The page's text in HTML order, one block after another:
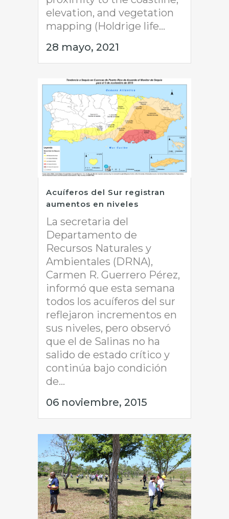
elevation, and vegetation
mapping (Holdrige life...
28 mayo, 2021
Acuíferos del Sur registran
aumentos en niveles
La secretaria del
Departamento de
Recursos Naturales y
Ambientales (DRNA),
Carmen R. Guerrero Pérez,
informó que esta semana
todos los acuíferos del sur
reflejaron incrementos en
sus niveles, pero observó
que el de Salinas no ha
salido de estado crítico y
continúa bajo condición
de...
06 noviembre, 2015